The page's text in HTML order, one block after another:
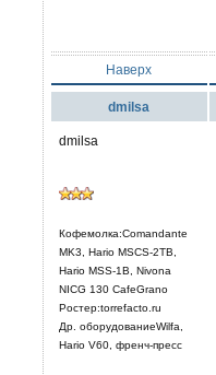
Наверх
dmilsa
dmilsa
Кофемолка:Comandante
MK3, Hario MSCS-2TB,
Hario MSS-1B, Nivona
NICG 130 CafeGrano
Ростер:torrefacto.ru
Др. оборудованиеWilfa,
Hario V60, френч-пресс